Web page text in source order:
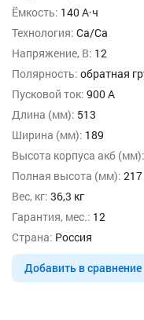
Ёмкость: 140 А·ч
Технология: Ca/Ca
Напряжение, В: 12
Полярность: обратная
Пусковой ток: 900 А
Длина (мм): 513
Ширина (мм): 189
Высота корпуса акб (мм):
Полная высота (мм): 217
Вес, кг: 36,3 кг
Гарантия, мес.: 12
Страна: Россия
Добавить в сравнение